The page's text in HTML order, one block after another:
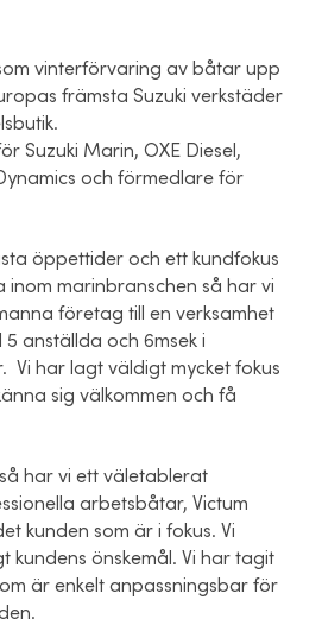
vinterförvaring av båtar upp
främsta Suzuki verkstäder
Suzuki Marin, OXE Diesel,
och förmedlare för
öppettider och ett kundfokus
inom marinbranschen så har vi
företag till en verksamhet
anställda och 6msek i
Vi har lagt väldigt mycket fokus
sig välkommen och få
har vi ett väletablerat
arbetsbåtar, Victum
kunden som är i fokus. Vi
kundens önskemål. Vi har tagit
är enkelt anpassningsbar för